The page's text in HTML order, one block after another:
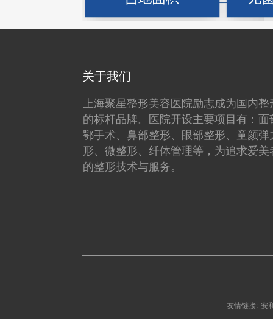
关于我们
上海聚星整形美容医院励志成为国内整
的标杆品牌。医院开设主要项目有：面
鄂手术、鼻部整形、眼部整形、童颜弹
形、微整形、纤体管理等，为追求爱美
的整形技术与服务。
友情链接: 安